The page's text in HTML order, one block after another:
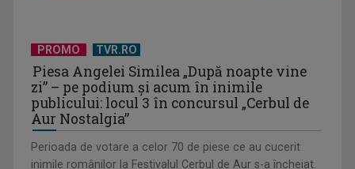
PROMO TVR.RO
Piesa Angelei Similea „După noapte vine
zi” – pe podium şi acum în inimile
publicului: locul 3 în concursul „Cerbul de
Aur Nostalgia”
Perioada de votare a celor 70 de piese ce au cucerit
inimile românilor la Festivalul Cerbul de Aur s-a încheiat.